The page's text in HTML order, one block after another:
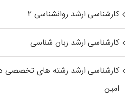
کارشناسی ارشد روانشناسی ۲
کارشناسی ارشد زبان شناسی
کارشناسی ارشد رﺷﺘﻪ ﻫﺎی تخصصی
اﻣﻴﻦ